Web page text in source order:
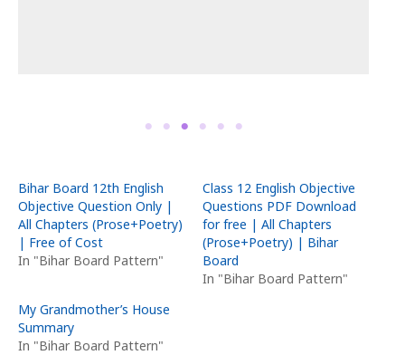
Bihar Board 12th English
Objective Question Only |
All Chapters (Prose+Poetry)
| Free of Cost
In "Bihar Board Pattern"
Class 12 English Objective
Questions PDF Download
for free | All Chapters
(Prose+Poetry) | Bihar
Board
In "Bihar Board Pattern"
My Grandmother’s House
Summary
In "Bihar Board Pattern"